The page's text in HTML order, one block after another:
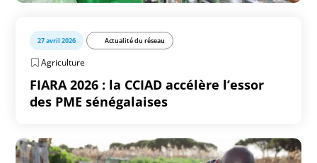
27 avril 2026 Actualité du réseau
Agriculture
FIARA 2026 : la CCIAD accélère l’essor
des PME sénégalaises